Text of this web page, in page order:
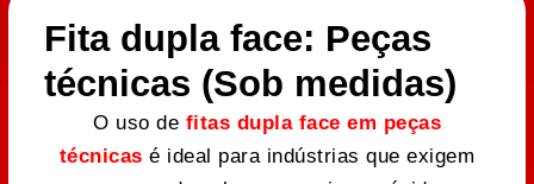
Fita dupla face: Peças
técnicas (Sob medidas)
O uso de fitas dupla face em peças
técnicas é ideal para indústrias que exigem